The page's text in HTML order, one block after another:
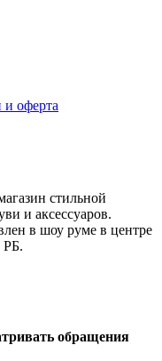
оферта
стильной
и аксессуаров.
в шоу руме в центре
РБ.
обращения